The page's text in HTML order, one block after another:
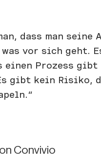
dass man
vor sich geht.
einen Prozess
gibt kein Risiko,
Convivio